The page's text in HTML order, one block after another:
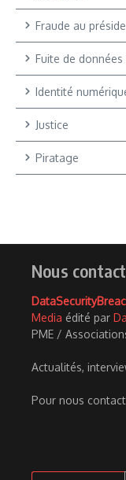
Fraude au
Fuite de données
Identité
Justice
Piratage
Nous
Media édité par
PME /
Actualités,
Pour nous